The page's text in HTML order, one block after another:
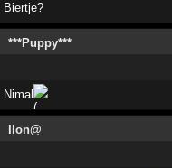
Biertje?
***Puppy***
Nimal
Ilon@